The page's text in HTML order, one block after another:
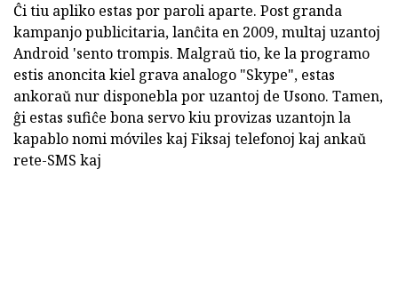
Ĉi tiu apliko estas por paroli aparte. Post granda
kampanjo publicitaria, lanĉita en 2009, multaj uzantoj
Android 'sento trompis. Malgraŭ tio, ke la programo
estis anoncita kiel grava analogo "Skype", estas
ankoraŭ nur disponebla por uzantoj de Usono. Tamen,
ĝi estas sufiĉe bona servo kiu provizas uzantojn la
kapablo nomi móviles kaj Fiksaj telefonoj kaj ankaŭ
rete-SMS kaj